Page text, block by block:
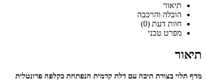
תיאור
הובלה והרכבה
חוות דעת (0)
מפרט טכני
תיאור
מדף תלוי בצורת תיבה עם דלת קדמית הנפתחת כקלפה פרונטלית